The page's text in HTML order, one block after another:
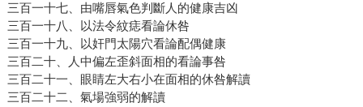
三百一十七、由嘴唇氣色判斷人的健康吉凶
三百一十八、以法令紋痣看論休咎
三百一十九、以奸門太陽穴看論配偶健康
三百二十、人中偏左歪斜面相的看論事咎
三百二十一、眼睛左大右小在面相的休咎解讀
三百二十二、氣場強弱的解讀